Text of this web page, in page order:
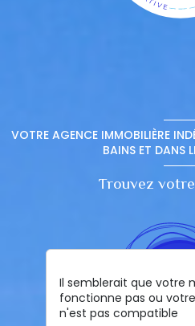
VOTRE AGENCE IMMOBILIÈRE
BAINS ET DANS
Trouvez
Il semblerait que votre
fonctionne pas ou
n'est pas compatible